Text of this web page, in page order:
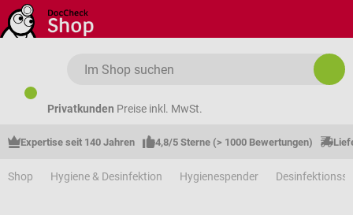
Zum Hauptinhalt springen
Privatkunden Preise inkl. MwSt.
Expertise seit 140 Jahren 4,8/5 Sterne (> 1000 Bewertungen)
Shop Hygiene & Desinfektion Hygienespender